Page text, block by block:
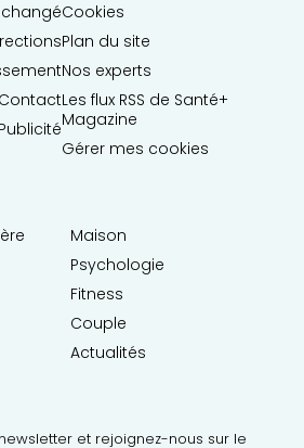
Contact
Publicité
Cookies
Plan du site
Nos experts
Les flux RSS de Santé+
Magazine
Gérer mes cookies
Maison
Psychologie
Fitness
Couple
Actualités
et rejoignez-nous sur le